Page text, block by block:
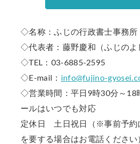
◇名称：ふじの行政書士事務所
◇代表者：藤野慶和（ふじのよ
◇TEL：03-6885-2595
◇E-mail： info@fujino-
◇営業時間：平日9時30分～
ールはいつでも対応
定休日 土日祝日（※事前予約
を要する場合はお電話ください